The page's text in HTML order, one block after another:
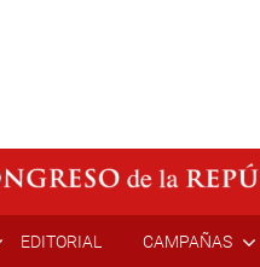
EDITORIAL CAMPAÑAS